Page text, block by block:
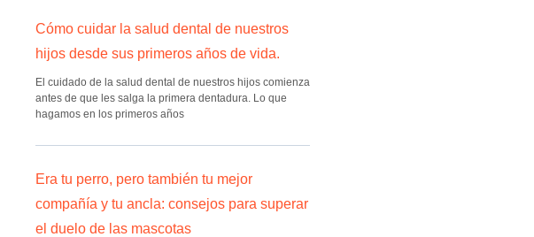
Cómo cuidar la salud dental de nuestros
hijos desde sus primeros años de vida.
El cuidado de la salud dental de nuestros hijos comienza
antes de que les salga la primera dentadura. Lo que
hagamos en los primeros años
Era tu perro, pero también tu mejor
compañía y tu ancla: consejos para superar
el duelo de las mascotas